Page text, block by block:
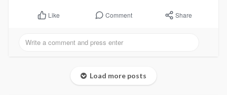
Like Comment Share
Load more posts